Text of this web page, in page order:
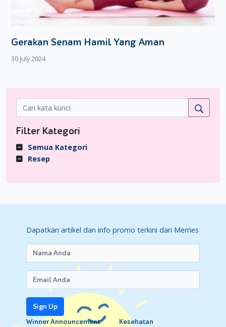
Gerakan Senam Hamil Yang Aman
30 July 2024
Filter Kategori
Semua Kategori
Resep
Dapatkan artikel dan info promo terkini dari Merries
Sign Up
Winner Announcement
Kesehatan